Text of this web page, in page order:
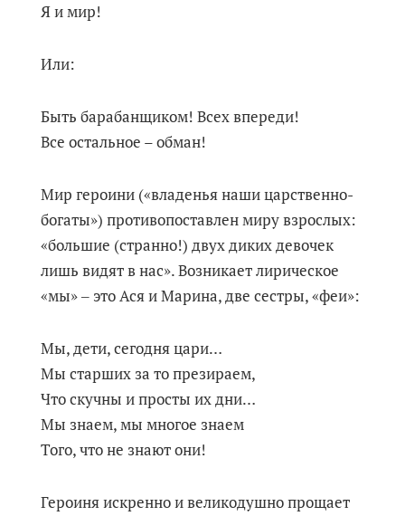
Я и мир!
Или:
Быть барабанщиком! Всех впереди!
Все остальное – обман!
Мир героини («владенья наши царственно-
богаты») противопоставлен миру взрослых:
«большие (странно!) двух диких девочек
лишь видят в нас». Возникает лирическое
«мы» ‒ это Ася и Марина, две сестры, «феи»:
Мы, дети, сегодня цари…
Мы старших за то презираем,
Что скучны и просты их дни…
Мы знаем, мы многое знаем
Того, что не знают они!
Героиня искренно и великодушно прощает